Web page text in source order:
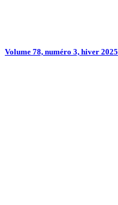
Volume 78, numéro 3, hiver 2025